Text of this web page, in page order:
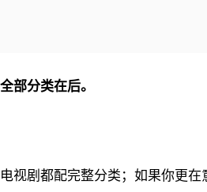
部分类在后。
视剧都配完整分类；如果你更